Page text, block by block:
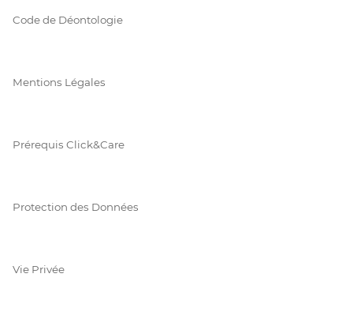
Code de Déontologie
Mentions Légales
Prérequis Click&Care
Protection des Données
Vie Privée